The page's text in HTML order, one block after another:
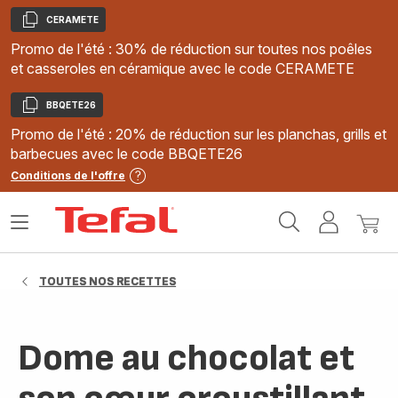
Copier
CERAMETE
Promo de l'été : 30% de réduction sur toutes nos poêles
et casseroles en céramique avec le code CERAMETE
Copier
BBQETE26
Promo de l'été : 20% de réduction sur les planchas, grills et
barbecues avec le code BBQETE26
Conditions de l'offre
MonMon
Ouvrir
TOUTES NOS RECETTES
Dome au chocolat et